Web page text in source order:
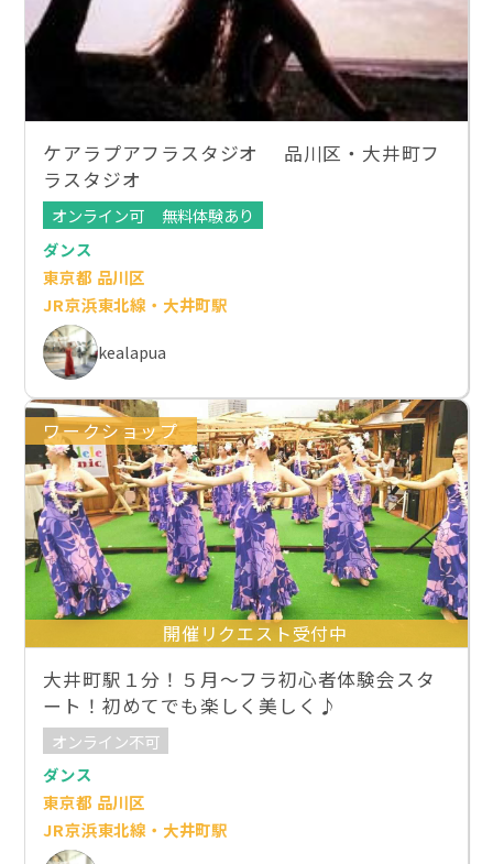
ケアラプアフラスタジオ 品川区・大井町フ
ラスタジオ
オンライン可
無料体験あり
ダンス
東京都 品川区
JR京浜東北線・大井町駅
kealapua
ワークショップ
開催リクエスト受付中
大井町駅１分！５月～フラ初心者体験会スタ
ート！初めてでも楽しく美しく♪
オンライン不可
ダンス
東京都 品川区
JR京浜東北線・大井町駅